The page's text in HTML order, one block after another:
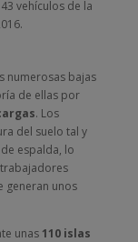
vehículos de la
numerosas bajas
de ellas por
. Los
del suelo tal y
espalda, lo
generan unos
unas 110 islas